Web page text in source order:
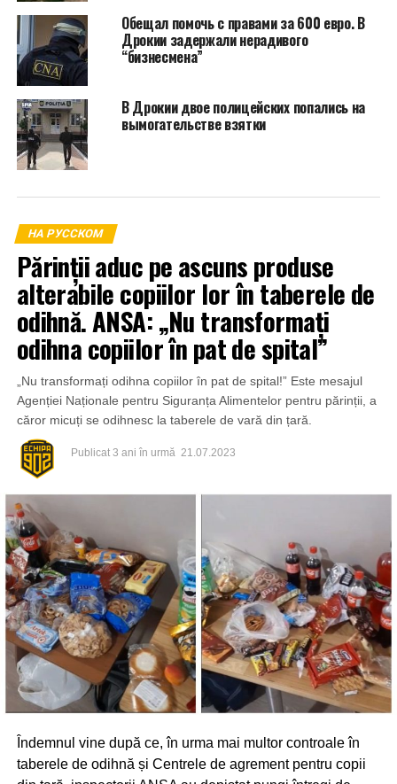
Обещал помочь с правами за 600 евро. В
Дрокии задержали нерадивого
“бизнесмена”
В Дрокии двое полицейских попались на
вымогательстве взятки
НА РУССКОМ
Părinții aduc pe ascuns produse
alterabile copiilor lor în taberele de
odihnă. ANSA: „Nu transformați
odihna copiilor în pat de spital”
„Nu transformați odihna copiilor în pat de spital!” Este mesajul
Agenției Naționale pentru Siguranța Alimentelor pentru părinții, a
căror micuți se odihnesc la taberele de vară din țară.
Publicat 3 ani în urmă 21.07.2023
Îndemnul vine după ce, în urma mai multor controale în
taberele de odihnă și Centrele de agrement pentru copii